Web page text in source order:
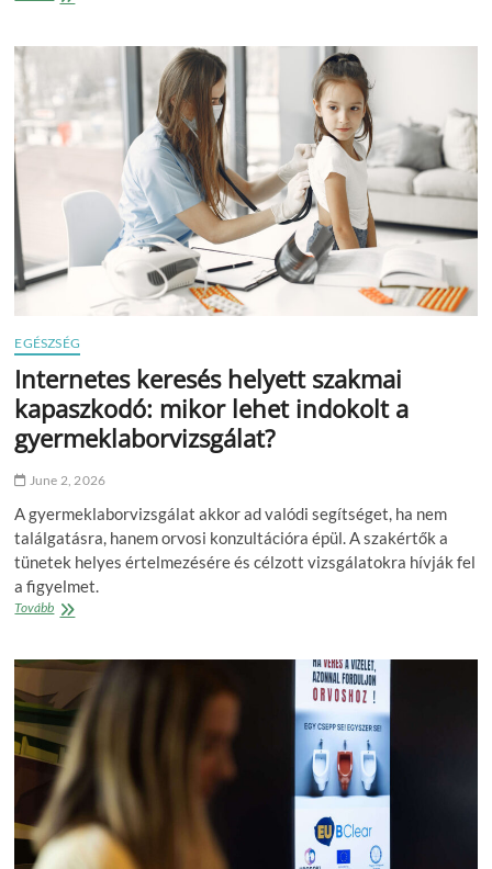
vitalitásért!
Nem
gyengék
a
nagy
rajtuk
EGÉSZSÉG
Internetes keresés helyett szakmai
kapaszkodó: mikor lehet indokolt a
gyermeklaborvizsgálat?
June 2, 2026
A gyermeklaborvizsgálat akkor ad valódi segítséget, ha nem
találgatásra, hanem orvosi konzultációra épül. A szakértők a
tünetek helyes értelmezésére és célzott vizsgálatokra hívják fel
a figyelmet.
TovábbInternetes
szakmai
mikor
lehet
indokolt
a
gyermeklaborvizsgálat?